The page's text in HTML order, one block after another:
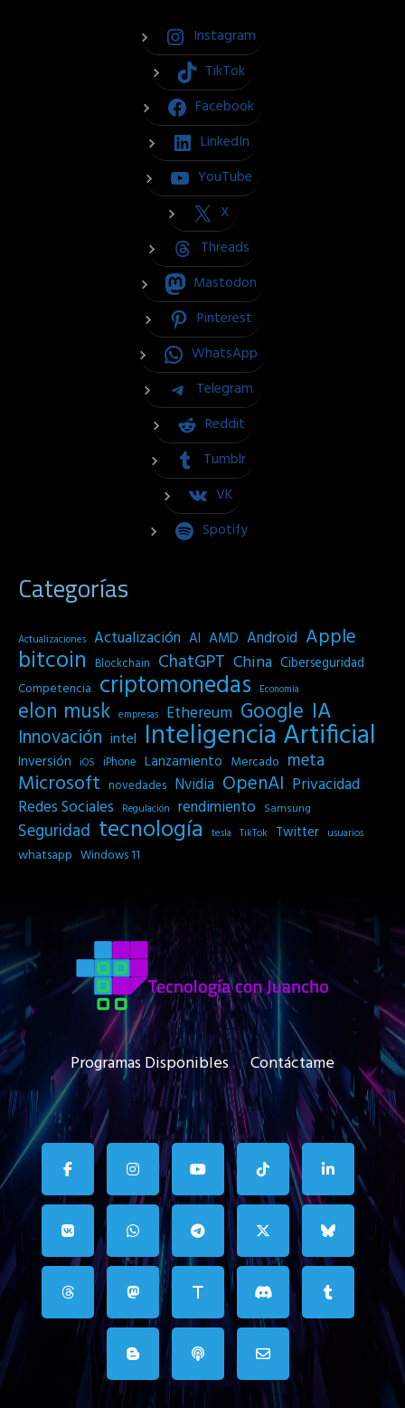
Instagram
TikTok
Facebook
LinkedIn
YouTube
X
Threads
Mastodon
Pinterest
WhatsApp
Telegram
Reddit
Tumblr
VK
Spotify
Categorías
Actualizaciones Actualización AI AMD Android Apple
bitcoin Blockchain ChatGPT China Ciberseguridad
Competencia criptomonedas Economia
elon musk empresas Ethereum Google IA
Innovación intel Inteligencia Artificial
Inversión iOS iPhone Lanzamiento Mercado meta
Microsoft novedades Nvidia OpenAI Privacidad
Redes Sociales
Regulación rendimiento Samsung
Seguridad tecnología tesla TikTok Twitter usuarios
whatsapp Windows 11
Programas Disponibles Contáctame